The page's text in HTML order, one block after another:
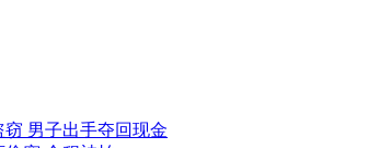
门锁将其击退
男子出手夺回现金